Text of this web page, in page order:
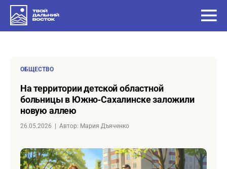
ОБЩЕСТВО
на территории детской областной
больницы в Южно‑Сахалинске заложили
новую аллею
26.05.2026 Автор: Мария Дъяченко